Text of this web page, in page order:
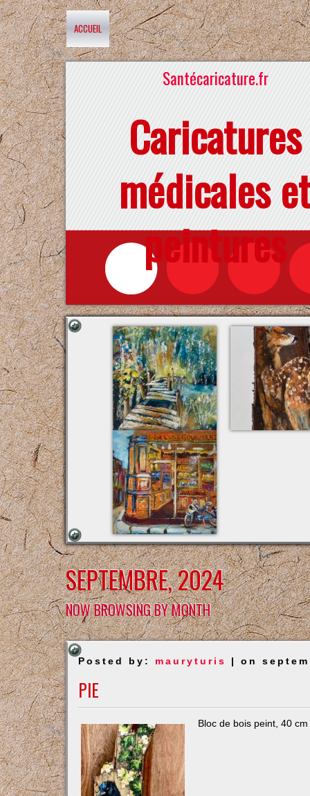
ACCUEIL
Santécaricature.fr
Caricatures
médicales
peintures
SEPTEMBRE, 2024
NOW BROWSING BY MONTH
Posted by: mauryturis | on
PIE
Bloc de bois peint, 40 cm